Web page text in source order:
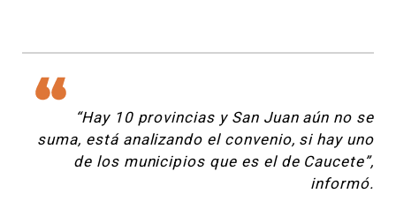
“Hay 10 provincias y San Juan aún no se
suma, está analizando el convenio, si hay uno
de los municipios que es el de Caucete”,
informó.